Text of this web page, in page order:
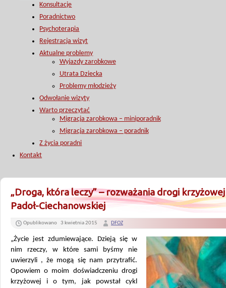
Konsultacje
Poradnictwo
Psychoterapia
Rejestracja wizyt
Aktualne problemy
Wyjazdy zarobkowe
Utrata Dziecka
Problemy młodzieży
Odwołanie wizyty
Warto przeczytać
Migracja zarobkowa – miniporadnik
Migracja zarobkowa – poradnik
Z życia poradni
Kontakt
„Droga, która leczy” – rozważania drogi
Padoł-Ciechanowskiej
Opublikowano 3 kwietnia 2015 DFOZ
„Życie jest zdumiewające. Dzieją się w
nim rzeczy, w które sami byśmy nie
uwierzyli , że mogą się nam przytrafić.
Opowiem o moim doświadczeniu drogi
krzyżowej i o tym, jak powstał cykl